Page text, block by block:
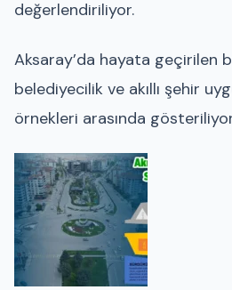
değerlendiriliyor.
Aksaray’da hayata geçirilen
belediyecilik ve akıllı şehir
örnekleri arasında